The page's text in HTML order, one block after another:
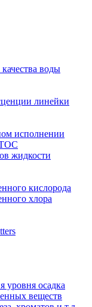
воды
линейки
исполнении
жидкости
кислорода
хлора
уровня осадка
веществ